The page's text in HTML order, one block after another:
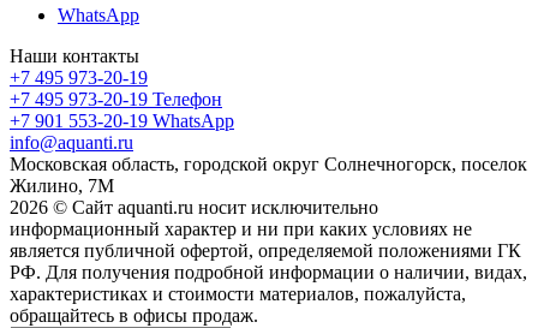
WhatsApp
Наши контакты
+7 495 973-20-19
+7 495 973-20-19 Телефон
+7 901 553-20-19 WhatsApp
info@aquanti.ru
Московская область, городской округ Солнечногорск, поселок
Жилино, 7М
2026 © Сайт aquanti.ru носит исключительно
информационный характер и ни при каких условиях не
является публичной офертой, определяемой положениями ГК
РФ. Для получения подробной информации о наличии, видах,
характеристиках и стоимости материалов, пожалуйста,
обращайтесь в офисы продаж.